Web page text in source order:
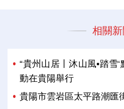
相關新
“貴州山居丨沐山風•踏雪
動在貴陽舉行
貴陽市雲岩區太平路潮匯